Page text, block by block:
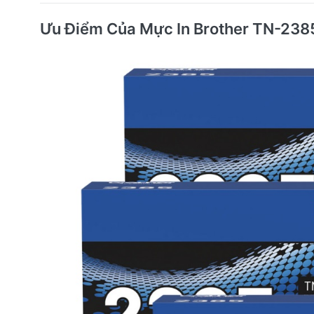
Ưu Điểm Của Mực In Brother TN-